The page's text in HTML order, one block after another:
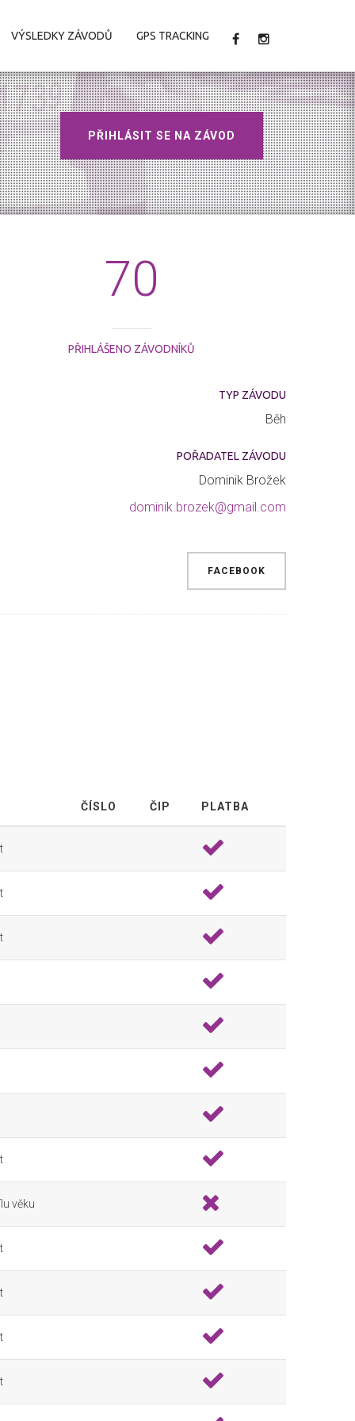
VÝSLEDKY ZÁVODŮ GPS TRACKING
PŘIHLÁSIT SE NA ZÁVOD
70
PŘIHLÁŠENO ZÁVODNÍKŮ
TYP ZÁVODU
Běh
POŘADATEL ZÁVODU
Dominik Brožek
dominik.brozek@gmail.com
FACEBOOK
ČÍSLO ČIP PLATBA
věku